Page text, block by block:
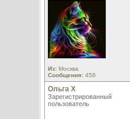
Из:Москва
Сообщения:458
Ольга Х
Зарегистрированный
пользователь